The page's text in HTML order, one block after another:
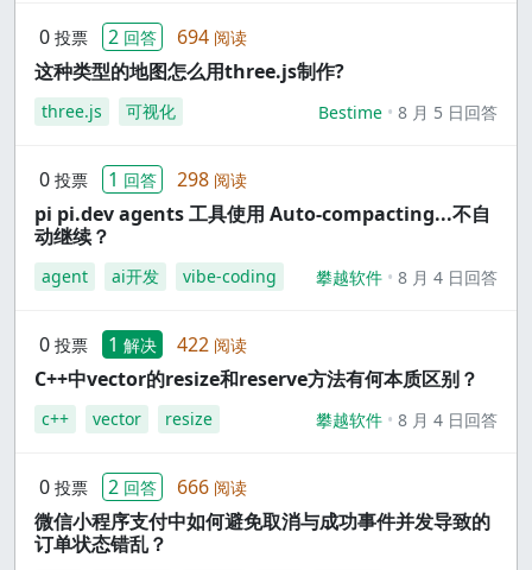
0 投票 2 回答 694 阅读
这种类型的地图怎么用three.js制作?
three.js 可视化 Bestime 8 月 5 日回答
0 投票 1 回答 298 阅读
pi pi.dev agents 工具使用 Auto-compacting...不自
动继续？
agent ai开发 vibe-coding 攀越软件 8 月 4 日回答
0 投票 1 解决 422 阅读
C++中vector的resize和reserve方法有何本质区别？
c++ vector resize 攀越软件 8 月 4 日回答
0 投票 2 回答 666 阅读
微信小程序支付中如何避免取消与成功事件并发导致的
订单状态错乱？